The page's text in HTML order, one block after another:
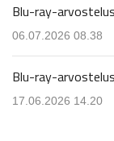
Blu-ray-
06.07.2026 08.38
Blu-ray-
17.06.2026 14.20